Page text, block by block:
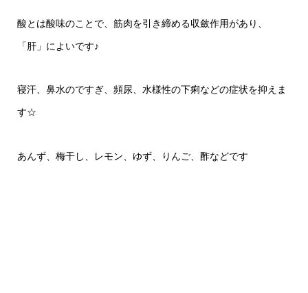
酸とは酸味のことで、筋肉を引き締める収斂作用があり、
「肝」によいです♪
寝汗、鼻水のですぎ、頻尿、水様性の下痢などの症状を抑えま
す☆
あんず、梅干し、レモン、ゆず、りんご、酢などです